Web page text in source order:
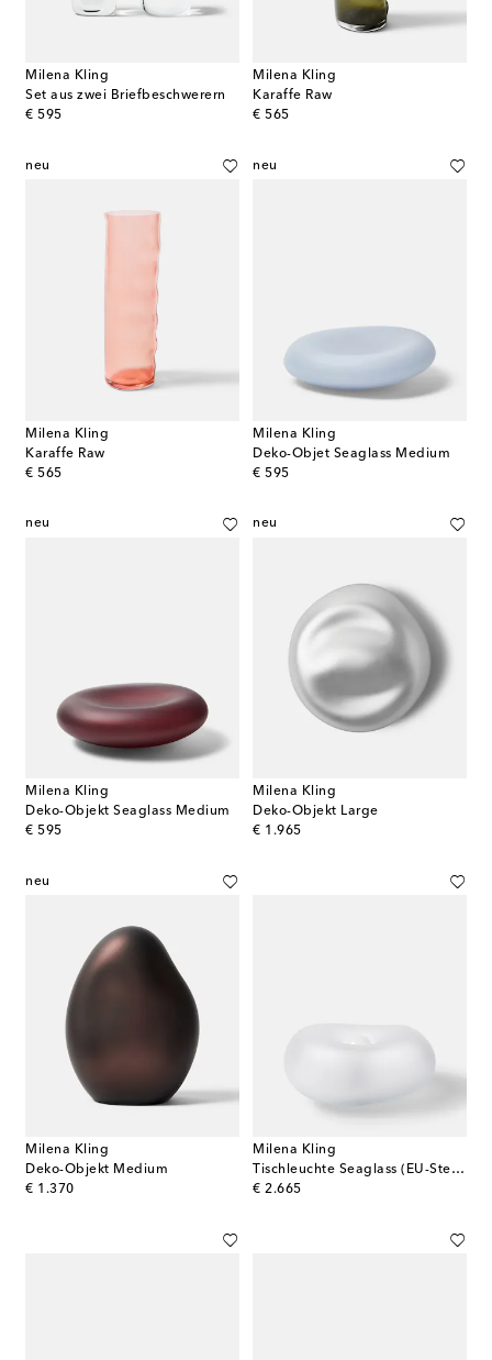
Milena Kling
Set aus zwei Briefbeschwerern
€ 595
original price
Milena Kling
Karaffe Raw
€ 565
original price
neu
Milena Kling
Karaffe Raw
€ 565
original price
neu
Milena Kling
Deko-Objet Seaglass Medium
€ 595
original price
neu
Milena Kling
Deko-Objekt Seaglass Medium
€ 595
original price
neu
Milena Kling
Deko-Objekt Large
€ 1.965
original price
neu
Milena Kling
Deko-Objekt Medium
€ 1.370
original price
Milena Kling
Tischleuchte Seaglass (EU-Stecker)
€ 2.665
original price